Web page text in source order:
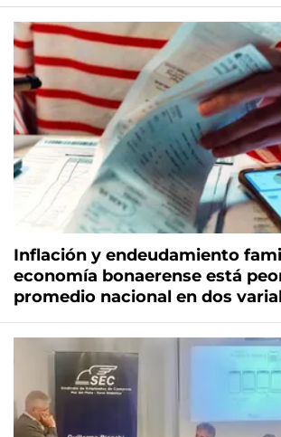
Inflación y endeudamiento
economía bonaerense está
promedio nacional en dos